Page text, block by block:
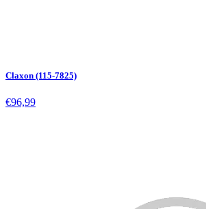
Claxon (115-7825)
€96,99